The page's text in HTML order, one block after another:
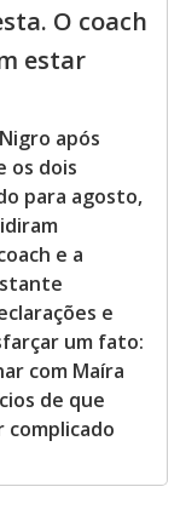
O coach
estar
após
os dois
para agosto,
e a
e
um fato:
com Maíra
de que
complicado